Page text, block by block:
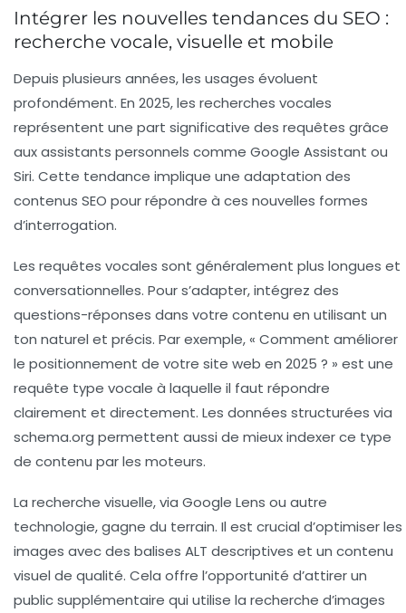
Intégrer les nouvelles tendances du SEO :
recherche vocale, visuelle et mobile
Depuis plusieurs années, les usages évoluent
profondément. En 2025, les recherches vocales
représentent une part significative des requêtes grâce
aux assistants personnels comme Google Assistant ou
Siri. Cette tendance implique une adaptation des
contenus SEO pour répondre à ces nouvelles formes
d’interrogation.
Les requêtes vocales sont généralement plus longues et
conversationnelles. Pour s’adapter, intégrez des
questions-réponses dans votre contenu en utilisant un
ton naturel et précis. Par exemple, « Comment améliorer
le positionnement de votre site web en 2025 ? » est une
requête type vocale à laquelle il faut répondre
clairement et directement. Les données structurées via
schema.org permettent aussi de mieux indexer ce type
de contenu par les moteurs.
La recherche visuelle, via Google Lens ou autre
technologie, gagne du terrain. Il est crucial d’optimiser les
images avec des balises ALT descriptives et un contenu
visuel de qualité. Cela offre l’opportunité d’attirer un
public supplémentaire qui utilise la recherche d’images